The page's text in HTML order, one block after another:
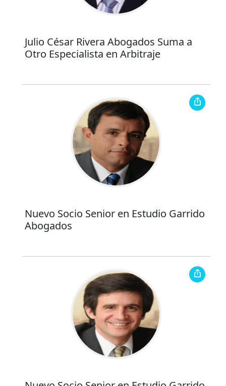
Julio César Rivera Abogados Suma a
Otro Especialista en Arbitraje
Nuevo Socio Senior en Estudio Garrido
Abogados